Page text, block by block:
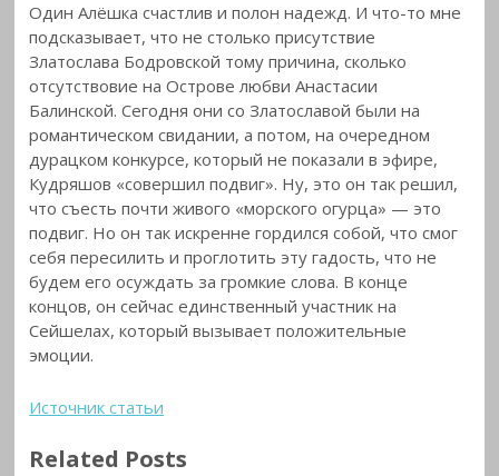
Один Алёшка счастлив и полон надежд. И что-то мне
подсказывает, что не столько присутствие
Златослава Бодровской тому причина, сколько
отсутствовие на Острове любви Анастасии
Балинской. Сегодня они со Златославой были на
романтическом свидании, а потом, на очередном
дурацком конкурсе, который не показали в эфире,
Кудряшов «совершил подвиг». Ну, это он так решил,
что съесть почти живого «морского огурца» — это
подвиг. Но он так искренне гордился собой, что смог
себя пересилить и проглотить эту гадость, что не
будем его осуждать за громкие слова. В конце
концов, он сейчас единственный участник на
Сейшелах, который вызывает положительные
эмоции.
Источник статьи
Related Posts